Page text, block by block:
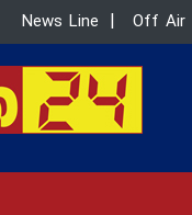
News Line Off Air